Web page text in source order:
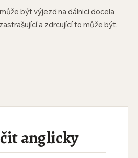
být výjezd na dálnici docela
a zdrcující to může být,
anglicky